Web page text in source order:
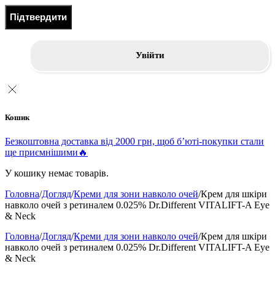
Підтвердити
Увійти
Кошик
Безкоштовна доставка від 2000 грн, щоб б’юті-покупки стали
ще приємнішими🔥
У кошику немає товарів.
Головна/Догляд/Креми для зони навколо очей/Крем для шкіри
навколо очей з ретиналем 0.025% Dr.Different VITALIFT-A Eye
& Neck
Головна/Догляд/Креми для зони навколо очей/Крем для шкіри
навколо очей з ретиналем 0.025% Dr.Different VITALIFT-A Eye
& Neck